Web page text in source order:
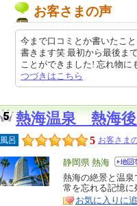
お客さまの声
今まで口コミとか書いたこ
書きます笑 最初から最後ま
ことができました! 忘れ物
つづきはこちら
熱海温泉 熱海
風呂 5 お客さま
エ
リ
ア
静岡県 熱海
特
徴
熱海の絶景と温
常を忘れる記憶
お気に入りに